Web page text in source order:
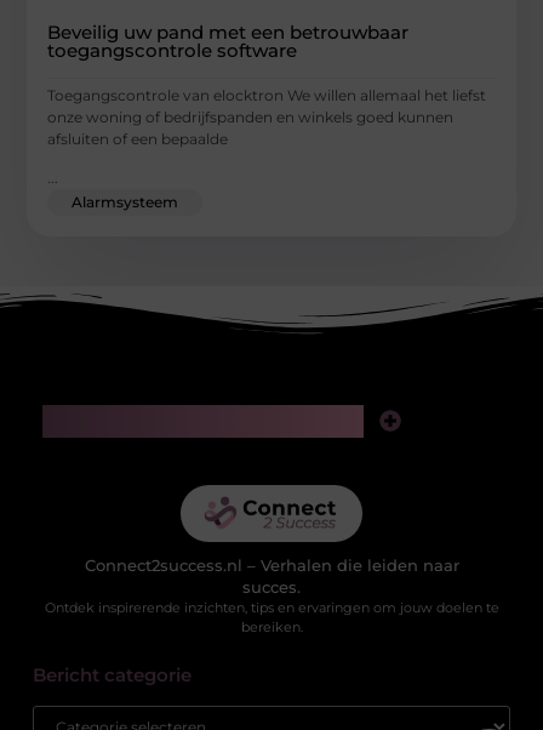
Beveilig uw pand met een betrouwbaar
toegangscontrole software
Toegangscontrole van elocktron We willen allemaal het liefst
onze woning of bedrijfspanden en winkels goed kunnen
afsluiten of een bepaalde
Alarmsysteem
Connect2success.nl – Verhalen die leiden naar
succes.
Ontdek inspirerende inzichten, tips en ervaringen om jouw doelen te
bereiken.
Bericht categorie